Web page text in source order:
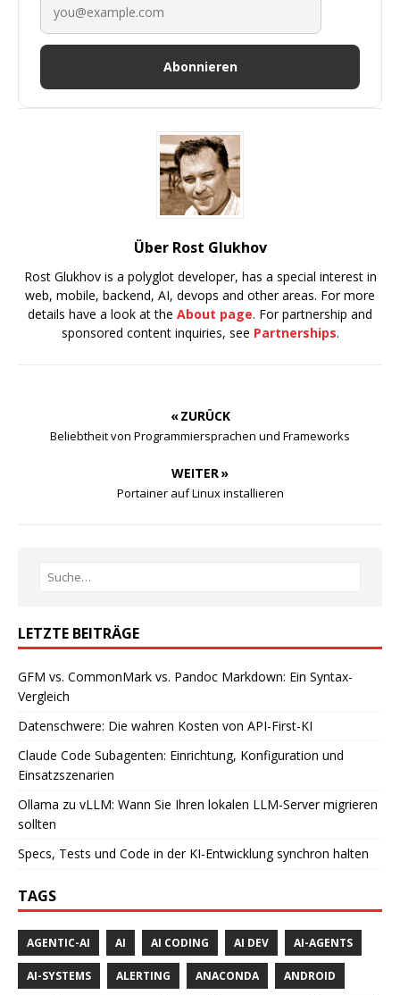
Abonnieren
Über Rost Glukhov
Rost Glukhov is a polyglot developer, has a special interest in
web, mobile, backend, AI, devops and other areas. For more
details have a look at the About page. For partnership and
sponsored content inquiries, see Partnerships.
« ZURÜCK
Beliebtheit von Programmiersprachen und Frameworks
WEITER »
Portainer auf Linux installieren
LETZTE BEITRÄGE
GFM vs. CommonMark vs. Pandoc Markdown: Ein Syntax-
Vergleich
Datenschwere: Die wahren Kosten von API-First-KI
Claude Code Subagenten: Einrichtung, Konfiguration und
Einsatzszenarien
Ollama zu vLLM: Wann Sie Ihren lokalen LLM-Server migrieren
sollten
Specs, Tests und Code in der KI-Entwicklung synchron halten
TAGS
AGENTIC-AI AI AI CODING AI DEV AI-AGENTS
AI-SYSTEMS ALERTING ANACONDA ANDROID